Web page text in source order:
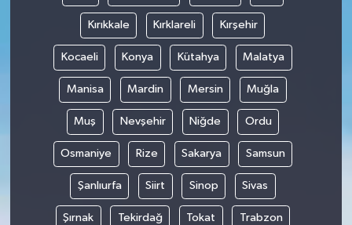
Kırıkkale Kırklareli Kırşehir
Kocaeli Konya Kütahya Malatya
Manisa Mardin Mersin Muğla
Muş Nevşehir Niğde Ordu
Osmaniye Rize Sakarya Samsun
Şanlıurfa Siirt Sinop Sivas
Şırnak Tekirdağ Tokat Trabzon